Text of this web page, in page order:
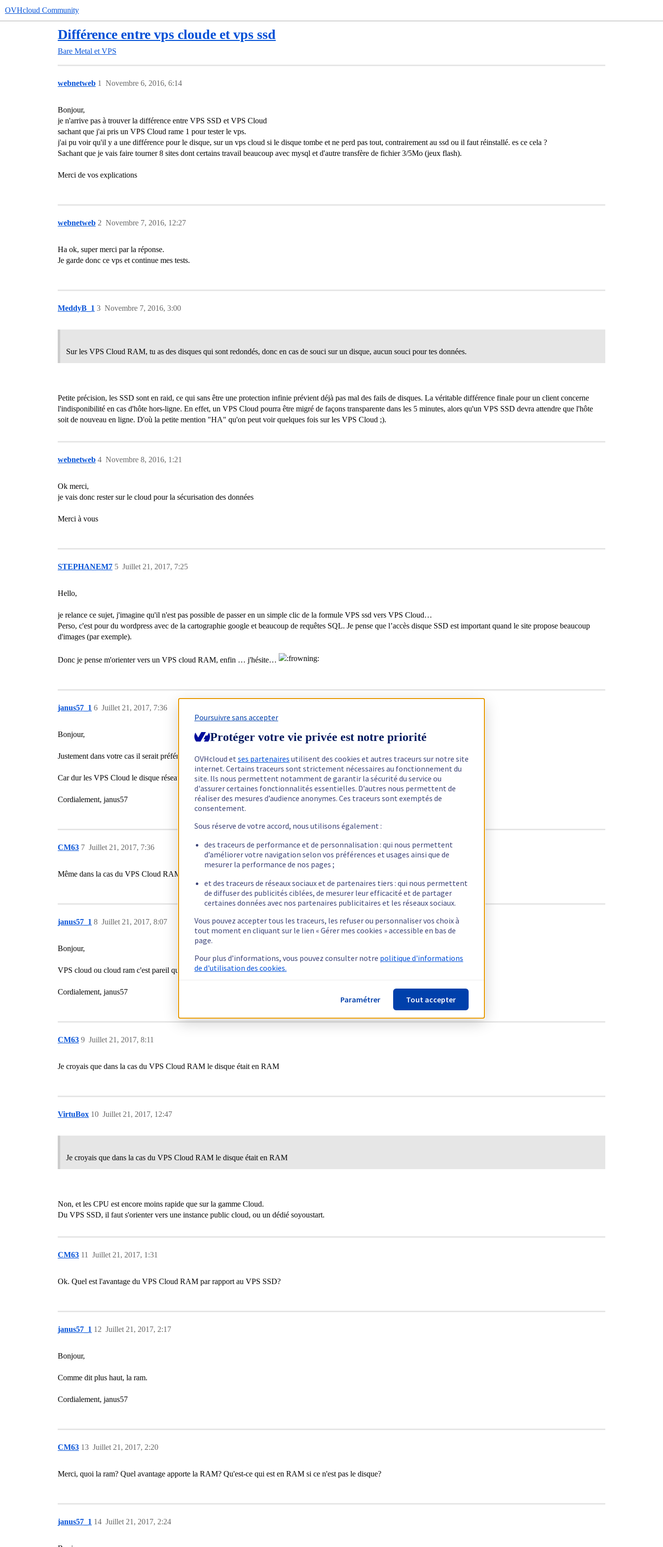
OVHcloud Community
Différence entre vps cloude et vps ssd
Bare Metal et VPS
webnetweb Novembre 6, 2016, 6:14
1
Bonjour,
je n'arrive pas à trouver la différence entre VPS SSD et VPS Cloud
sachant que j'ai pris un VPS Cloud rame 1 pour tester le vps.
j'ai pu voir qu'il y a une différence pour le disque, sur un vps cloud si le disque tombe et ne perd pas tout, contrairement au ssd ou il faut réinstallé. es ce cela ?
Sachant que je vais faire tourner 8 sites dont certains travail beaucoup avec mysql et d'autre transfère de fichier 3/5Mo (jeux flash).
Merci de vos explications
webnetweb Novembre 7, 2016, 12:27
2
Ha ok, super merci par la réponse.
Je garde donc ce vps et continue mes tests.
MeddyB_1 Novembre 7, 2016, 3:00
3
Sur les VPS Cloud RAM, tu as des disques qui sont redondés, donc en cas de souci sur un disque, aucun souci pour tes données.
Petite précision, les SSD sont en raid, ce qui sans être une protection infinie prévient déjà pas mal des fails de disques. La véritable différence finale pour un client concerne
l'indisponibilité en cas d'hôte hors-ligne. En effet, un VPS Cloud pourra être migré de façons transparente dans les 5 minutes, alors qu'un VPS SSD devra attendre que l'hôte
soit de nouveau en ligne. D'où la petite mention "HA" qu'on peut voir quelques fois sur les VPS Cloud ;).
webnetweb Novembre 8, 2016, 1:21
4
Ok merci,
je vais donc rester sur le cloud pour la sécurisation des données
Merci à vous
STEPHANEM7 Juillet 21, 2017, 7:25
5
Hello,
je relance ce sujet, j'imagine qu'il n'est pas possible de passer en un simple clic de la formule VPS ssd vers VPS Cloud…
Perso, c'est pour du wordpress avec de la cartographie google et beaucoup de requêtes SQL. Je pense que l’accès disque SSD est important quand le site propose beaucoup
d'images (par exemple).
Donc je pense m'orienter vers un VPS cloud RAM, enfin … j'hésite…
janus57_1 Juillet 21, 2017, 7:36
6
Bonjour,
Justement dans votre cas il serait préférable d'avoir un VPS SSD plutôt qu'un VPS Cloud.
Car dur les VPS Cloud le disque réseau est pas bien pour le web/sql à cause des temps de latence.
Cordialement, janus57
CM63 Juillet 21, 2017, 7:36
7
Même dans la cas du VPS Cloud RAM?
janus57_1 Juillet 21, 2017, 8:07
8
Bonjour,
VPS cloud ou cloud ram c'est pareil que que le cloud ram à plus de ram.
Cordialement, janus57
CM63 Juillet 21, 2017, 8:11
9
Je croyais que dans la cas du VPS Cloud RAM le disque était en RAM
VirtuBox Juillet 21, 2017, 12:47
10
Je croyais que dans la cas du VPS Cloud RAM le disque était en RAM
Non, et les CPU est encore moins rapide que sur la gamme Cloud.
Du VPS SSD, il faut s'orienter vers une instance public cloud, ou un dédié soyoustart.
CM63 Juillet 21, 2017, 1:31
11
Ok. Quel est l'avantage du VPS Cloud RAM par rapport au VPS SSD?
janus57_1 Juillet 21, 2017, 2:17
12
Bonjour,
Comme dit plus haut, la ram.
Cordialement, janus57
CM63 Juillet 21, 2017, 2:20
13
Merci, quoi la ram? Quel avantage apporte la RAM? Qu'est-ce qui est en RAM si ce n'est pas le disque?
janus57_1 Juillet 21, 2017, 2:24
14
Poursuivre sans accepter
Protéger votre vie privée est notre priorité
OVHcloud et ses partenaires utilisent des cookies et autres traceurs sur notre site
internet. Certains traceurs sont strictement nécessaires au fonctionnement du
site. Ils nous permettent notamment de garantir la sécurité du service ou
d'assurer certaines fonctionnalités essentielles. D’autres nous permettent de
réaliser des mesures d’audience anonymes. Ces traceurs sont exemptés de
consentement.
Sous réserve de votre accord, nous utilisons également :
des traceurs de performance et de personnalisation : qui nous permettent
d’améliorer votre navigation selon vos préférences et usages ainsi que de
mesurer la performance de nos pages ;
et des traceurs de réseaux sociaux et de partenaires tiers : qui nous permettent
de diffuser des publicités ciblées, de mesurer leur efficacité et de partager
certaines données avec nos partenaires publicitaires et les réseaux sociaux.
Vous pouvez accepter tous les traceurs, les refuser ou personnaliser vos choix à
tout moment en cliquant sur le lien « Gérer mes cookies » accessible en bas de
page.
Pour plus d’informations, vous pouvez consulter notre politique d'informations
de d'utilisation des cookies.
Paramétrer Tout accepter